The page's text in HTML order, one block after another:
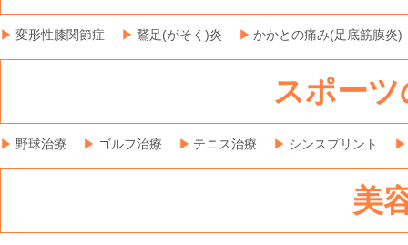
変形性膝関節症 鵞足(がそく)炎 かかとの痛み(足底筋膜炎)
スポー
野球治療 ゴルフ治療 テニス治療 シンスプリント
美